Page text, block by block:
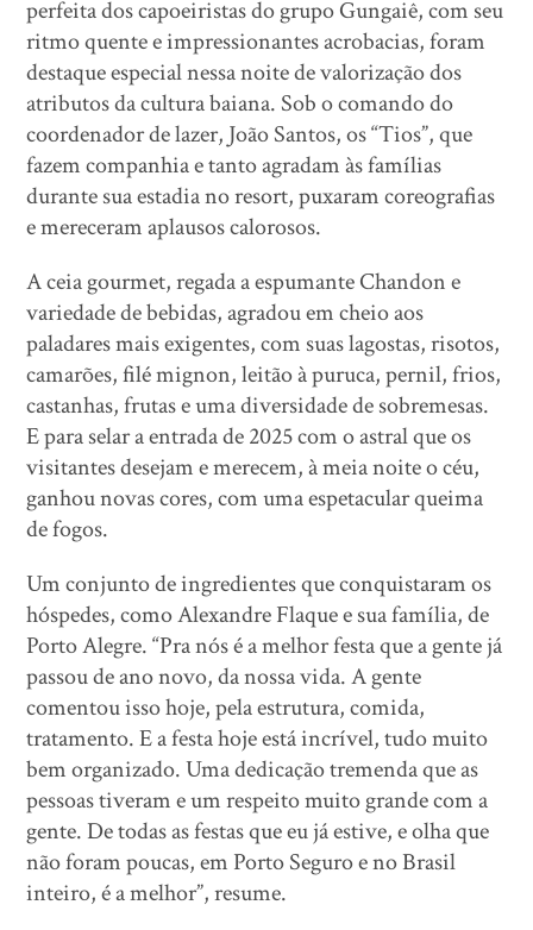
perfeita dos capoeiristas do grupo Gungaiê, com seu
ritmo quente e impressionantes acrobacias, foram
destaque especial nessa noite de valorização dos
atributos da cultura baiana. Sob o comando do
coordenador de lazer, João Santos, os “Tios”, que
fazem companhia e tanto agradam às famílias
durante sua estadia no resort, puxaram coreografias
e mereceram aplausos calorosos.
A ceia gourmet, regada a espumante Chandon e
variedade de bebidas, agradou em cheio aos
paladares mais exigentes, com suas lagostas, risotos,
camarões, filé mignon, leitão à puruca, pernil, frios,
castanhas, frutas e uma diversidade de sobremesas.
E para selar a entrada de 2025 com o astral que os
visitantes desejam e merecem, à meia noite o céu,
ganhou novas cores, com uma espetacular queima
de fogos.
Um conjunto de ingredientes que conquistaram os
hóspedes, como Alexandre Flaque e sua família, de
Porto Alegre. “Pra nós é a melhor festa que a gente já
passou de ano novo, da nossa vida. A gente
comentou isso hoje, pela estrutura, comida,
tratamento. E a festa hoje está incrível, tudo muito
bem organizado. Uma dedicação tremenda que as
pessoas tiveram e um respeito muito grande com a
gente. De todas as festas que eu já estive, e olha que
não foram poucas, em Porto Seguro e no Brasil
inteiro, é a melhor”, resume.